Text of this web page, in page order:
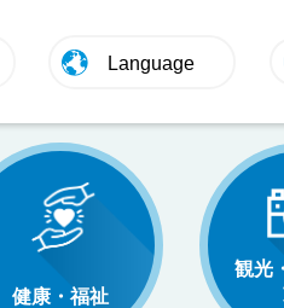
Language
健康・福祉
観光